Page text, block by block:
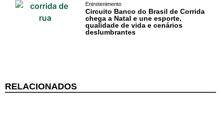
Acontece no
Entretenimento
Circuito Banco do Brasil de Corrida
chega a Natal e une esporte,
qualidade de vida e cenários
deslumbrantes
RELACIONADOS